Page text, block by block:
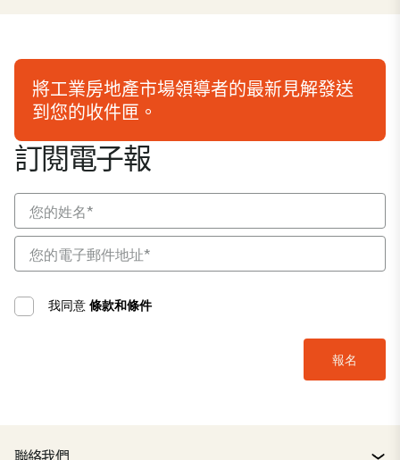
訂閱電子報
我同意 條款和條件
將工業房地產市場領導者的最新見解發送
到您的收件匣。
聯絡我們